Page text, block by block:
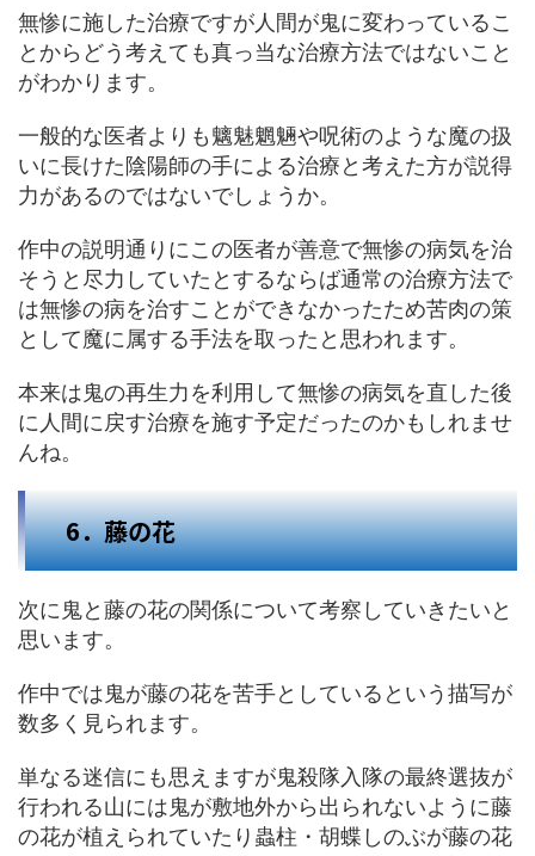
無惨に施した治療ですが人間が鬼に変わっているこ
とからどう考えても真っ当な治療方法ではないこと
がわかります。
一般的な医者よりも魑魅魍魎や呪術のような魔の扱
いに長けた陰陽師の手による治療と考えた方が説得
力があるのではないでしょうか。
作中の説明通りにこの医者が善意で無惨の病気を治
そうと尽力していたとするならば通常の治療方法で
は無惨の病を治すことができなかったため苦肉の策
として魔に属する手法を取ったと思われます。
本来は鬼の再生力を利用して無惨の病気を直した後
に人間に戻す治療を施す予定だったのかもしれませ
んね。
6．藤の花
次に鬼と藤の花の関係について考察していきたいと
思います。
作中では鬼が藤の花を苦手としているという描写が
数多く見られます。
単なる迷信にも思えますが鬼殺隊入隊の最終選抜が
行われる山には鬼が敷地外から出られないように藤
の花が植えられていたり蟲柱・胡蝶しのぶが藤の花